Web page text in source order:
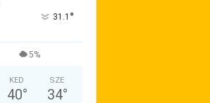
31.1 °
5%
KED
40°
SZE
34°